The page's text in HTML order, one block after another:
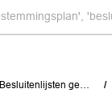
Besluitenlijsten gemeenteraad